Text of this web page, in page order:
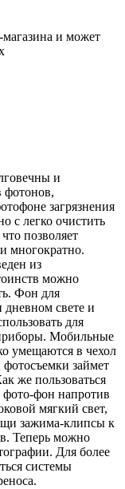
магазина и может
и
фотонов,
загрязнения
с легко очистить
позволяет
многократно.
из
можно
Фон для
свете и
для
Мобильные
умещаются в чехол
займет
же пользоваться
фон напротив
мягкий свет,
зажима-клипсы к
Теперь можно
Для более
системы